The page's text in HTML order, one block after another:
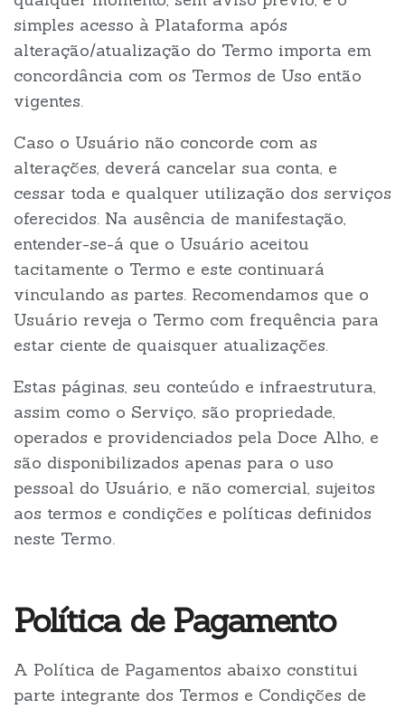
simples acesso à Plataforma após
alteração/atualização do Termo importa em
concordância com os Termos de Uso então
vigentes.
Caso o Usuário não concorde com as
alterações, deverá cancelar sua conta, e
cessar toda e qualquer utilização dos serviços
oferecidos. Na ausência de manifestação,
entender-se-á que o Usuário aceitou
tacitamente o Termo e este continuará
vinculando as partes. Recomendamos que o
Usuário reveja o Termo com frequência para
estar ciente de quaisquer atualizações.
Estas páginas, seu conteúdo e infraestrutura,
assim como o Serviço, são propriedade,
operados e providenciados pela Doce Alho, e
são disponibilizados apenas para o uso
pessoal do Usuário, e não comercial, sujeitos
aos termos e condições e políticas definidos
neste Termo.
Política de Pagamento
A Política de Pagamentos abaixo constitui
parte integrante dos Termos e Condições de